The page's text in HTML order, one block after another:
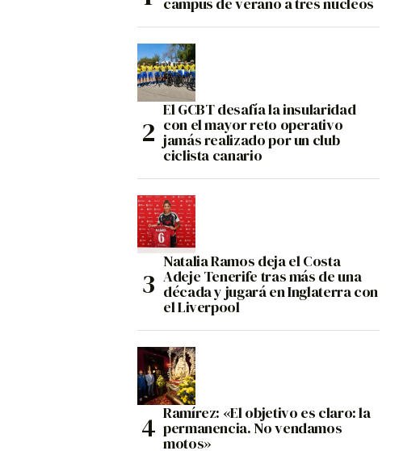
El GCBT desafía la insularidad
con el mayor reto operativo
jamás realizado por un club
ciclista canario
Natalia Ramos deja el Costa
Adeje Tenerife tras más de una
década y jugará en Inglaterra con
el Liverpool
Ramírez: «El objetivo es claro: la
permanencia. No vendamos
motos»